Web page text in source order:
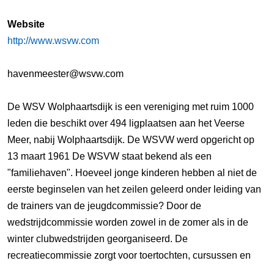
Website
http://www.wsvw.com
havenmeester@wsvw.com
De WSV Wolphaartsdijk is een vereniging met ruim 1000
leden die beschikt over 494 ligplaatsen aan het Veerse
Meer, nabij Wolphaartsdijk. De WSVW werd opgericht op
13 maart 1961 De WSVW staat bekend als een
"familiehaven". Hoeveel jonge kinderen hebben al niet de
eerste beginselen van het zeilen geleerd onder leiding van
de trainers van de jeugdcommissie? Door de
wedstrijdcommissie worden zowel in de zomer als in de
winter clubwedstrijden georganiseerd. De
recreatiecommissie zorgt voor toertochten, cursussen en